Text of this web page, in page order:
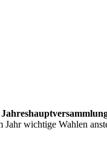
Jahr wichtige Wahlen